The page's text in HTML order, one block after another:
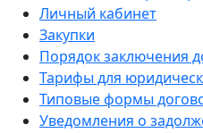
Личный кабинет
Закупки
Порядок заключения
Тарифы для
Типовые формы
Уведомления о